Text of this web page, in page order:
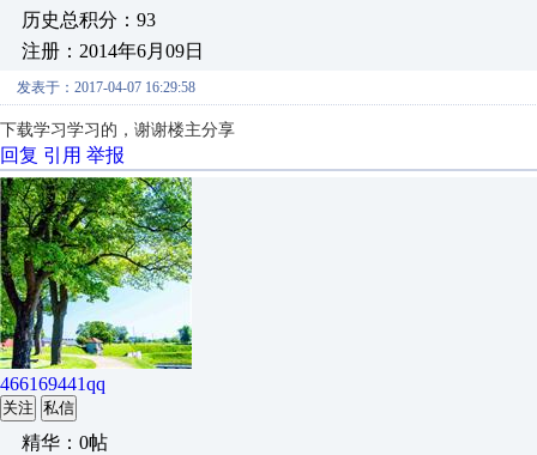
历史总积分：93
注册：2014年6月09日
发表于：2017-04-07 16:29:58
下载学习学习的，谢谢楼主分享
回复 引用 举报
466169441qq
关注 私信
精华：0帖